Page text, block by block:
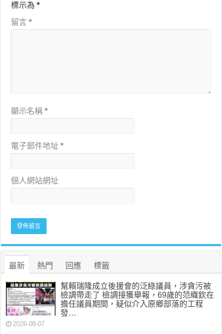
標示為*
留言*
顯示名稱*
電子郵件地址*
個人網站網址
最新 熱門 回應 標籤
幫賴瑞隆成立後援會的泛綠議員，涉貪污被
檢調帶走了 檢調接獲舉報，69歲的范織欽在
擔任議員期間，疑似介入原鄉部落的工程
發…
2026-08-07